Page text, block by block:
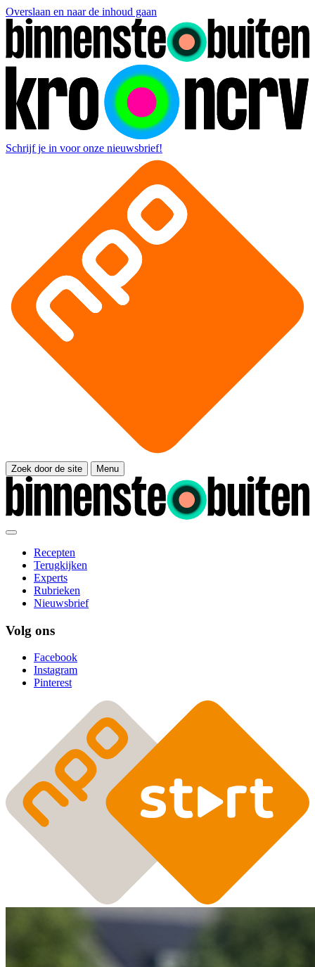
Overslaan en naar de inhoud gaan
Schrijf je in voor onze nieuwsbrief!
Zoek door de site Menu
Recepten
Terugkijken
Experts
Rubrieken
Nieuwsbrief
Volg ons
Facebook
Instagram
Pinterest